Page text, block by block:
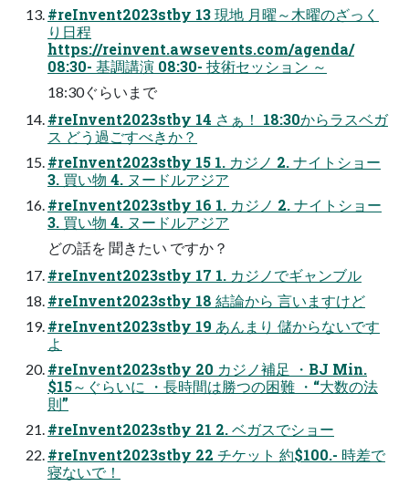
#reInvent2023stby 13 現地 月曜～木曜のざっく
り日程
https://reinvent.awsevents.com/agenda/
08:30- 基調講演 08:30- 技術セッション ～
18:30ぐらいまで
#reInvent2023stby 14 さぁ！ 18:30からラスベガ
ス どう過ごすべきか？
#reInvent2023stby 15 1. カジノ 2. ナイトショー
3. 買い物 4. ヌードルアジア
#reInvent2023stby 16 1. カジノ 2. ナイトショー
3. 買い物 4. ヌードルアジア
どの話を 聞きたい ですか？
#reInvent2023stby 17 1. カジノでギャンブル
#reInvent2023stby 18 結論から 言いますけど
#reInvent2023stby 19 あんまり 儲からないです
よ
#reInvent2023stby 20 カジノ補足 ・BJ Min.
$15～ぐらいに ・長時間は勝つの困難 ・“大数の法
則”
#reInvent2023stby 21 2. ベガスでショー
#reInvent2023stby 22 チケット 約$100.- 時差で
寝ないで！